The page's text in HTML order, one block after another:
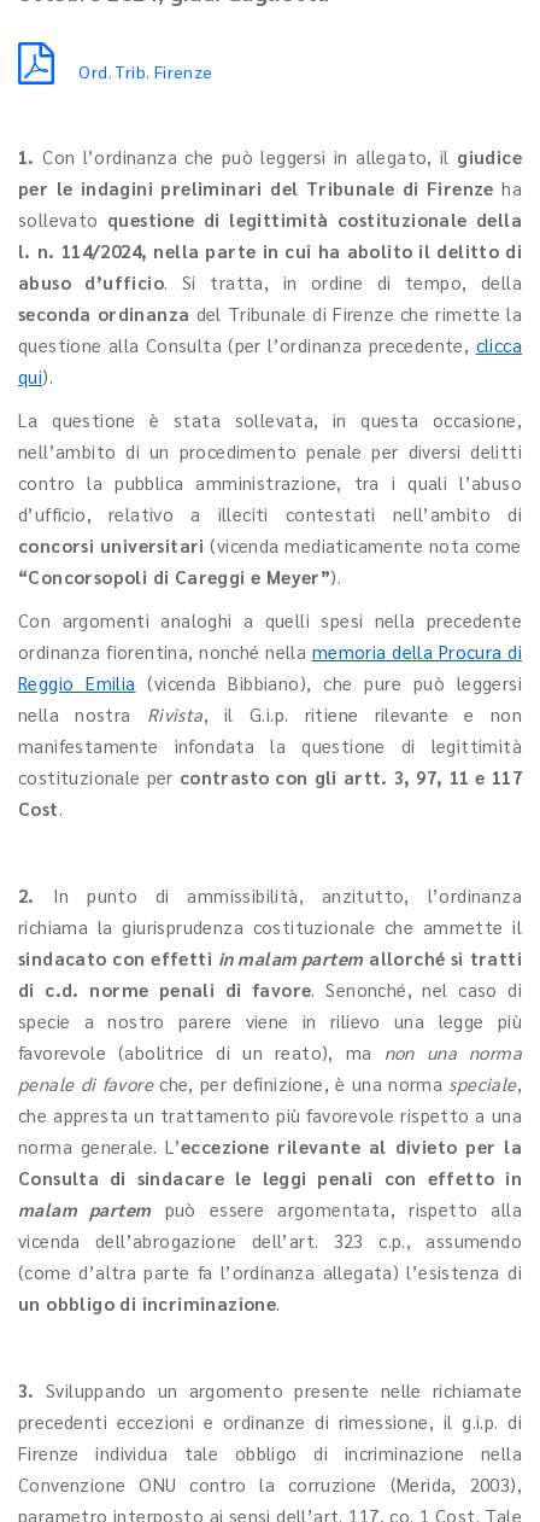
Ord. Trib. Firenze
1. Con l’ordinanza che può leggersi in allegato, il giudice
per le indagini preliminari del Tribunale di Firenze ha
sollevato questione di legittimità costituzionale della
l. n. 114/2024, nella parte in cui ha abolito il delitto di
abuso d’ufficio. Si tratta, in ordine di tempo, della
seconda ordinanza del Tribunale di Firenze che rimette la
questione alla Consulta (per l’ordinanza precedente, clicca
qui).
La questione è stata sollevata, in questa occasione,
nell’ambito di un procedimento penale per diversi delitti
contro la pubblica amministrazione, tra i quali l’abuso
d’ufficio, relativo
a illeciti contestati nell’ambito di
concorsi universitari (vicenda mediaticamente nota come
“Concorsopoli di Careggi e Meyer”).
Con argomenti analoghi a quelli spesi nella precedente
ordinanza fiorentina, nonché nella memoria della Procura di
Reggio Emilia (vicenda Bibbiano), che pure può leggersi
nella nostra Rivista, il G.i.p. ritiene rilevante e non
manifestamente infondata la questione di legittimità
costituzionale per contrasto con gli artt. 3, 97, 11 e 117
Cost.
2. In punto di ammissibilità, anzitutto, l’ordinanza
richiama la giurisprudenza costituzionale che ammette il
sindacato con effetti in malam partem allorché si tratti
di c.d. norme penali di favore. Senonché, nel caso di
specie a nostro parere viene in rilievo una legge più
favorevole (abolitrice di un reato), ma non una norma
penale di favoreche, per definizione, è una norma speciale,
che appresta un trattamento più favorevole rispetto a una
norma generale. L’eccezione rilevante al divieto per la
Consulta di sindacare le leggi penali con effetto in
malam partem
può essere argomentata, rispetto alla
vicenda dell’abrogazione dell’art. 323 c.p., assumendo
(come d’altra parte fa l’ordinanza allegata) l’esistenza di
un obbligo di incriminazione.
3. Sviluppando un argomento presente nelle richiamate
precedenti eccezioni e ordinanze di rimessione, il g.i.p. di
Firenze individua tale obbligo di incriminazione nella
Convenzione ONU contro la corruzione (Merida, 2003),
parametro interposto ai sensi dell’art. 117, co. 1 Cost. Tale